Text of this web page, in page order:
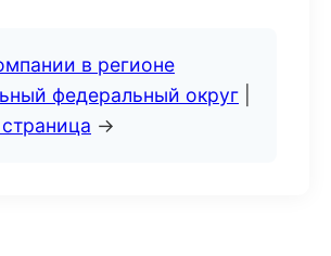
в регионе
федеральный округ
→